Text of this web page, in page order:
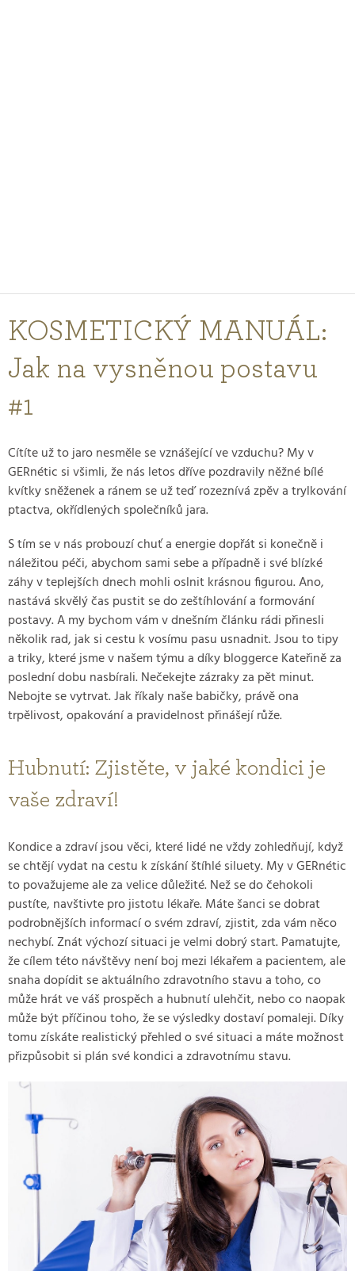
KOSMETICKÝ MANUÁL:
Jak na vysněnou postavu
#1
Cítíte už to jaro nesměle se vznášející ve vzduchu? My v
GERnétic si všimli, že nás letos dříve pozdravily něžné bílé
kvítky sněženek a ránem se už teď rozeznívá zpěv a trylkování
ptactva, okřídlených společníků jara.
S tím se v nás probouzí chuť a energie dopřát si konečně i
náležitou péči, abychom sami sebe a případně i své blízké
záhy v teplejších dnech mohli oslnit krásnou figurou. Ano,
nastává skvělý čas pustit se do zeštíhlování a formování
postavy. A my bychom vám v dnešním článku rádi přinesli
několik rad, jak si cestu k vosímu pasu usnadnit. Jsou to tipy
a triky, které jsme v našem týmu a díky bloggerce Kateřině za
poslední dobu nasbírali. Nečekejte zázraky za pět minut.
Nebojte se vytrvat. Jak říkaly naše babičky, právě ona
trpělivost, opakování a pravidelnost přinášejí růže.
Hubnutí: Zjistěte, v jaké kondici je
vaše zdraví!
Kondice a zdraví jsou věci, které lidé ne vždy zohledňují, když
se chtějí vydat na cestu k získání štíhlé siluety. My v GERnétic
to považujeme ale za velice důležité. Než se do čehokoli
pustíte, navštivte pro jistotu lékaře. Máte šanci se dobrat
podrobnějších informací o svém zdraví, zjistit, zda vám něco
nechybí. Znát výchozí situaci je velmi dobrý start. Pamatujte,
že cílem této návštěvy není boj mezi lékařem a pacientem, ale
snaha dopídit se aktuálního zdravotního stavu a toho, co
může hrát ve váš prospěch a hubnutí ulehčit, nebo co naopak
může být příčinou toho, že se výsledky dostaví pomaleji. Díky
tomu získáte realistický přehled o své situaci a máte možnost
přizpůsobit si plán své kondici a zdravotnímu stavu.